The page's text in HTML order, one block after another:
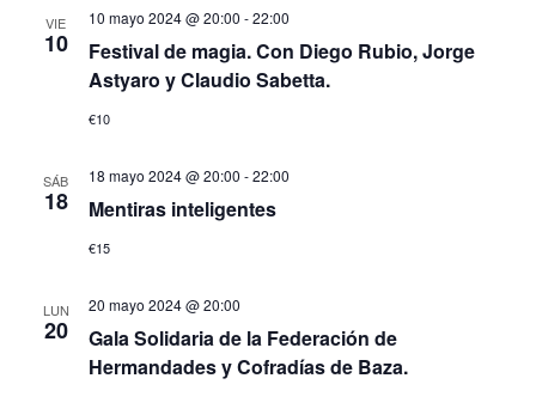
VIE
10
10 mayo 2024 @ 20:00 -22:00
Festival de magia. Con Diego Rubio, Jorge
Astyaro y Claudio Sabetta.
€10
SÁB
18
18 mayo 2024 @ 20:00 -22:00
Mentiras inteligentes
€15
LUN
20
20 mayo 2024 @ 20:00
Gala Solidaria de la Federación de
Hermandades y Cofradías de Baza.